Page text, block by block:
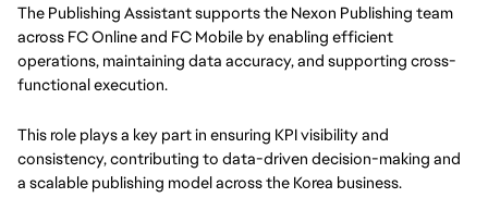
The Publishing Assistant supports the Nexon Publishing team
across FC Online and FC Mobile by enabling efficient
operations, maintaining data accuracy, and supporting cross-
functional execution.
This role plays a key part in ensuring KPI visibility and
consistency, contributing to data-driven decision-making and
a scalable publishing model across the Korea business.